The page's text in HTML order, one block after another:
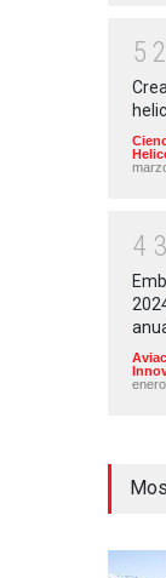
5 2
4 3